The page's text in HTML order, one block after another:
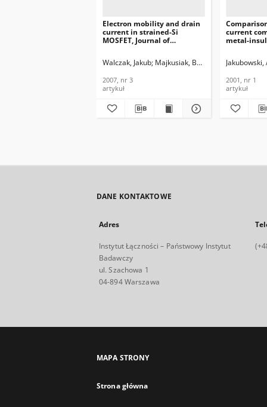
Electron mobility and drain
current in strained-Si
MOSFET, Journal of
2007, nr 3
Walczak, Jakub Majkusiak, Bogdan
2007, nr 3
artykuł
current
metal-
Journal of
Information
2001, nr 1
2001, nr 1
artykuł
DANE KONTAKTOWE
Adres
Instytut Łączności – Państwowy Instytut
Badawczy
ul. Szachowa 1
04-894 Warszawa
MAPA STRONY
Strona główna